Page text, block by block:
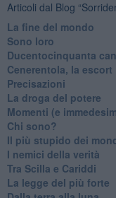
Articoli dal Blog
La fine del mondo
Sono loro
Ducentocinquanta
Cenerentola, la escort
Precisazioni
La droga del potere
Momenti (e
Chi sono?
Il più stupido dei
I nemici della verità
Tra Scilla e Cariddi
La legge del più forte